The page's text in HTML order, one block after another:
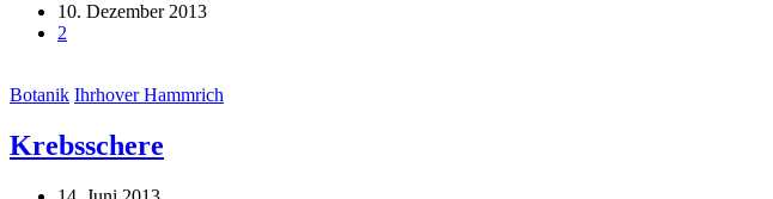
10. Dezember 2013
2
Botanik Ihrhover Hammrich
Krebsschere